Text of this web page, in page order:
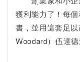
獲利能力了！每
書，並用這套足
Woodard）伍達